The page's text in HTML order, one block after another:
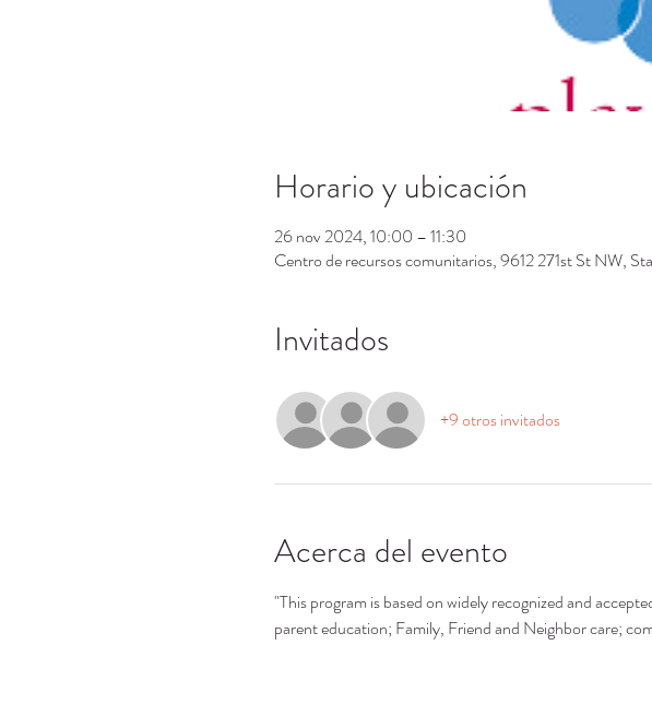
Horario y ubicación
26 nov 2024, 10:00 – 11:30
Centro de recursos comunitarios, 9612 271st St NW,
Invitados
+9 otros invitados
Acerca del evento
"This program is based on widely recognized and
parent education; Family, Friend and Neighbor care;